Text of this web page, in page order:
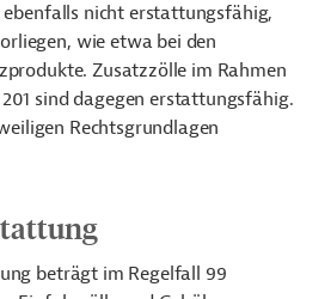
ebenfalls nicht erstattungsfähig,
wie etwa bei den
Zusatzzölle im Rahmen
sind dagegen erstattungsfähig.
Rechtsgrundlagen
beträgt im Regelfall 99